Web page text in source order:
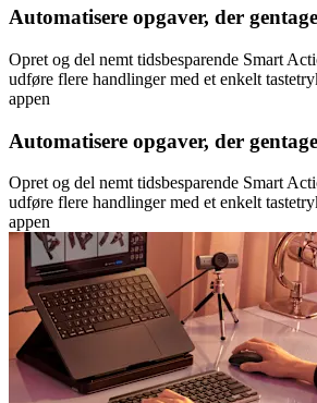
Automatisere opgaver, der
Opret og del nemt tidsbesparende Smart
udføre flere handlinger med et enkelt
appen
Automatisere opgaver, der
Opret og del nemt tidsbesparende Smart
udføre flere handlinger med et enkelt
appen